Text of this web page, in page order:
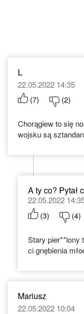
L
22.05.2022 14:35
(7) (2)
Chorągiew to się
wojsku są
A ty co? Pytał
22.05.2022
(3) (4)
Stary pier**lony
ci gnębienia
Mariusz
22.05.2022 10:04